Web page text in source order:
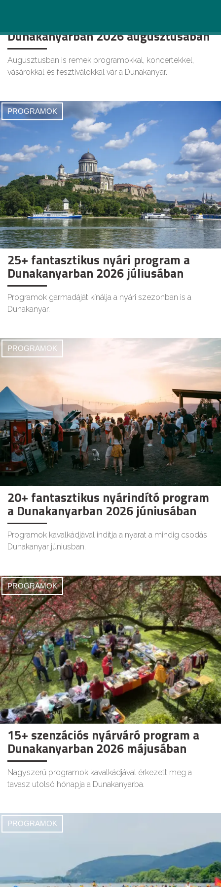
Dunakanyarban 2026 augusztusában
Augusztusban is remek programokkal, koncertekkel,
vásárokkal és fesztiválokkal vár a Dunakanyar.
PROGRAMOK
25+ fantasztikus nyári program a
Dunakanyarban 2026 júliusában
Programok garmadáját kínálja a nyári szezonban is a
Dunakanyar.
PROGRAMOK
20+ fantasztikus nyárindító program
a Dunakanyarban 2026 júniusában
Programok kavalkádjával indítja a nyarat a mindig csodás
Dunakanyar júniusban.
PROGRAMOK
15+ szenzációs nyárváró program a
Dunakanyarban 2026 májusában
Nagyszerű programok kavalkádjával érkezett meg a
tavasz utolsó hónapja a Dunakanyarba.
PROGRAMOK